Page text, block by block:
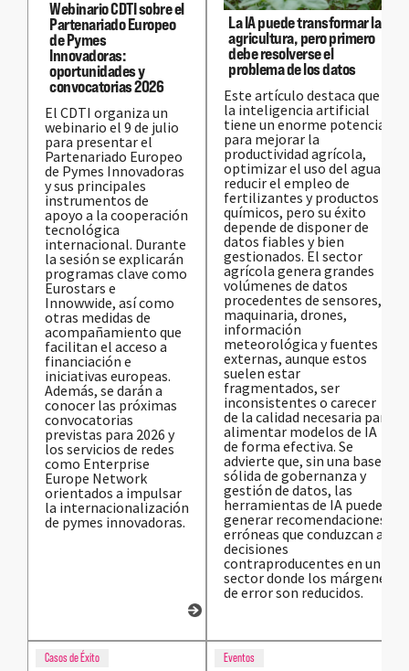
Webinario CDTI sobre el
Partenariado Europeo
de Pymes
Innovadoras:
oportunidades y
convocatorias 2026
El CDTI organiza un
webinario el 9 de julio
para presentar el
Partenariado Europeo
de Pymes Innovadoras
y sus principales
instrumentos de
apoyo a la cooperación
tecnológica
internacional. Durante
la sesión se explicarán
programas clave como
Eurostars e
Innowwide, así como
otras medidas de
acompañamiento que
facilitan el acceso a
financiación e
iniciativas europeas.
Además, se darán a
conocer las próximas
convocatorias
previstas para 2026 y
los servicios de redes
como Enterprise
Europe Network
orientados a impulsar
la internacionalización
de pymes innovadoras.
La IA puede transformar la
agricultura, pero primero
debe resolverse el
problema de los datos
Este artículo destaca que
la inteligencia artificial
tiene un enorme potencial
para mejorar la
productividad agrícola,
optimizar el uso del agua y
reducir el empleo de
fertilizantes y productos
químicos, pero su éxito
depende de disponer de
datos fiables y bien
gestionados. El sector
agrícola genera grandes
volúmenes de datos
procedentes de sensores,
maquinaria, drones,
información
meteorológica y fuentes
externas, aunque estos
suelen estar
fragmentados, ser
inconsistentes o carecer
de la calidad necesaria para
alimentar modelos de IA
de forma efectiva. Se
advierte que, sin una base
sólida de gobernanza y
gestión de datos, las
herramientas de IA pueden
generar recomendaciones
erróneas que conduzcan a
decisiones
contraproducentes en un
sector donde los márgenes
de error son reducidos.
Casos de Éxito Eventos